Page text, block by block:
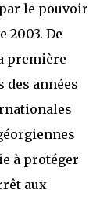
le pouvoir
2003. De
première
des années
à protéger
aux